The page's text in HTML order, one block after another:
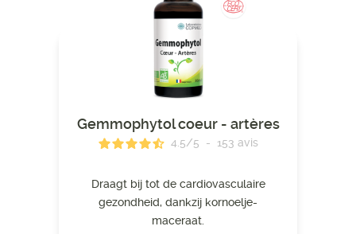
Gemmophytol coeur - artères
4.5/5 - 153 avis
Draagt ​​bij tot de cardiovasculaire
gezondheid, dankzij kornoelje-
maceraat.